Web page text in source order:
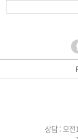
상담 : 오